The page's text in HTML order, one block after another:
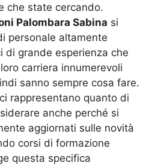
che state cercando.
Palombara Sabina si
personale altamente
di grande esperienza che
carriera innumerevoli
sanno sempre cosa fare.
rappresentano quanto di
anche perché si
aggiornati sulle novità
corsi di formazione
questa specifica